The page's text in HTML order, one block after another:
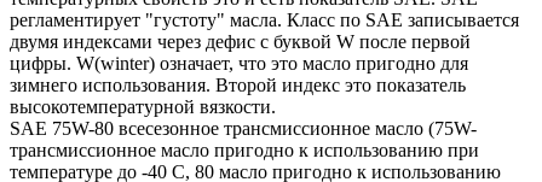
регламентирует "густоту" масла. Класс по SAE записывается
двумя индексами через дефис с буквой W после первой
цифры. W(winter) означает, что это масло пригодно для
зимнего использования. Второй индекс это показатель
высокотемпературной вязкости.
SAE 75W-80 всесезонное трансмиссионное масло (75W-
трансмиссионное масло пригодно к использованию при
температуре до -40 С, 80 масло пригодно к использованию